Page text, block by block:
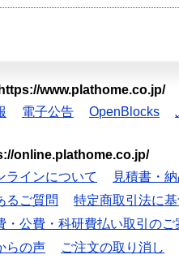
https://www.plathome.co.jp/
電子公告 OpenBlocks
online.plathome.co.jp/
ラインについて
見積書・
るご質問
特定商取引法に
・公費・科研費払い取引のご
らの声 ご注文の取り消し